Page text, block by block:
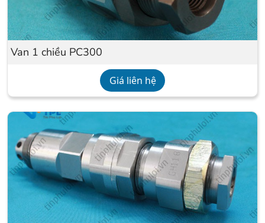
Van 1 chiều PC300
Giá liên hệ